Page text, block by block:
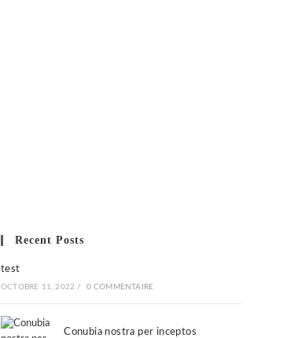
Recent Posts
test
OCTOBRE 11, 2022 / 0 COMMENTAIRE
Conubia nostra per inceptos